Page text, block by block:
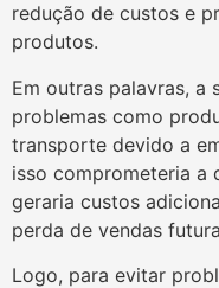
redução de custos e
produtos.
Em outras palavras, a
problemas como
transporte devido a
isso comprometeria a
geraria custos
perda de vendas
Logo, para evitar